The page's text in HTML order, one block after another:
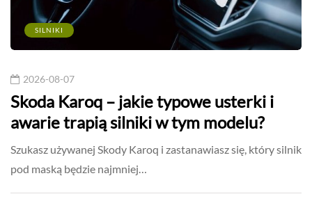
SILNIKI
2026-08-07
Skoda Karoq – jakie typowe usterki i
awarie trapią silniki w tym modelu?
Szukasz używanej Skody Karoq i zastanawiasz się, który silnik
pod maską będzie najmniej…